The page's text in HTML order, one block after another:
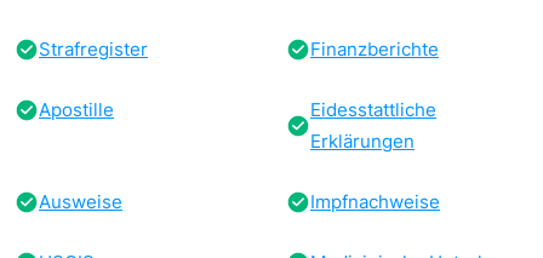
Strafregister Finanzberichte
Apostille
Eidesstattliche
Erklärungen
Ausweise Impfnachweise